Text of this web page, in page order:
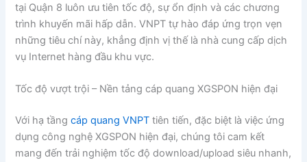
tại Quận 8 luôn ưu tiên tốc độ, sự ổn định và các chương
trình khuyến mãi hấp dẫn. VNPT tự hào đáp ứng trọn vẹn
những tiêu chí này, khẳng định vị thế là nhà cung cấp dịch
vụ Internet hàng đầu khu vực.
Tốc độ vượt trội – Nền tảng cáp quang XGSPON hiện đại
Với hạ tầngcáp quang VNPT tiên tiến, đặc biệt là việc ứng
dụng công nghệ XGSPON hiện đại, chúng tôi cam kết
mang đến trải nghiệm tốc độ download/upload siêu nhanh,